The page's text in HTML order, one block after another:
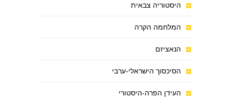
היסטוריה צבאית
המלחמה הקרה
הנאציזם
הסיכסוך הישראלי-ערבי
העידן הפרה-היסטורי